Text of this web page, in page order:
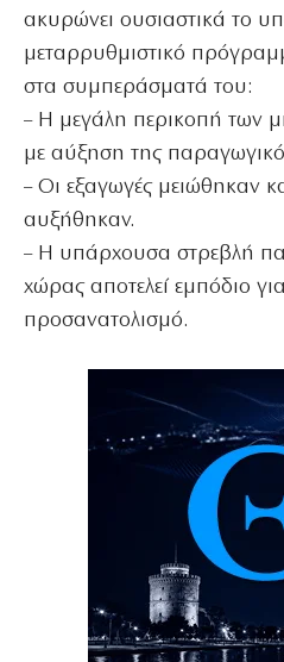
ακυρώνει ουσιαστικά το
μεταρρυθμιστικό
στα συμπεράσματά του:
– Η μεγάλη περικοπή των
με αύξηση της
– Οι εξαγωγές μειώθηκαν
αυξήθηκαν.
– Η υπάρχουσα στρεβλή
χώρας αποτελεί εμπόδιο
προσανατολισμό.